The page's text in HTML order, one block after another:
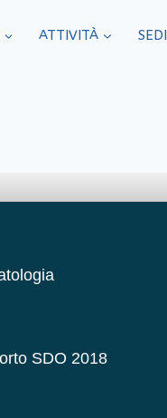
ATTIVITÀ SEDI​
SDO 2018